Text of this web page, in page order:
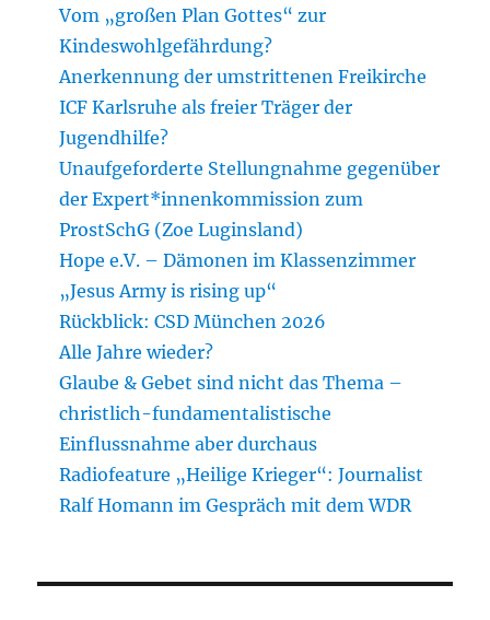
Vom „großen Plan Gottes“ zur
Kindeswohlgefährdung?
Anerkennung der umstrittenen Freikirche
ICF Karlsruhe als freier Träger der
Jugendhilfe?
Unaufgeforderte Stellungnahme gegenüber
der Expert*innenkommission zum
ProstSchG (Zoe Luginsland)
Hope e.V. – Dämonen im Klassenzimmer
„Jesus Army is rising up“
Rückblick: CSD München 2026
Alle Jahre wieder?
Glaube & Gebet sind nicht das Thema –
christlich-fundamentalistische
Einflussnahme aber durchaus
Radiofeature „Heilige Krieger“: Journalist
Ralf Homann im Gespräch mit dem WDR